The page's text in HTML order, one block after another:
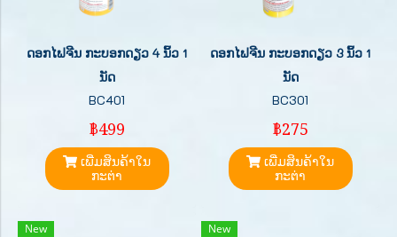
ດອກໄຟຈີນ ກະບອກດຽວ 4 ນິ້ວ 1
ນັດ
BC401
฿499
ເພີ່ມສິນຄ້າໃນ
ກະຕ່າ
ດອກໄຟຈີນ ກະບອກດຽວ 3 ນິ້ວ 1
ນັດ
BC301
฿275
ເພີ່ມສິນຄ້າໃນ
ກະຕ່າ
New New